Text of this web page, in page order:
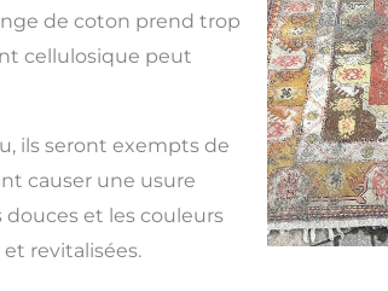
de coton prend trop
cellulosique peut
ils seront exempts de
causer une usure
et les couleurs
revitalisées.